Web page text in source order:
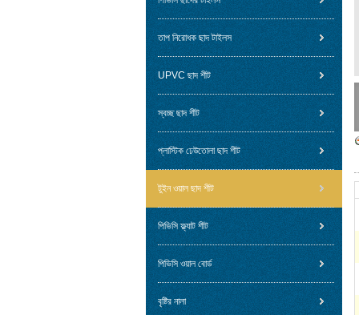
তাপ নিরোধক ছাদ টাইলস
UPVC ছাদ শীট
স্বচ্ছ ছাদ শীট
প্লাস্টিক ঢেউতোলা ছাদ শীট
টুইন ওয়াল ছাদ শীট
পিভিসি ফ্ল্যাট শীট
পিভিসি ওয়াল বোর্ড
বৃষ্টির নালা